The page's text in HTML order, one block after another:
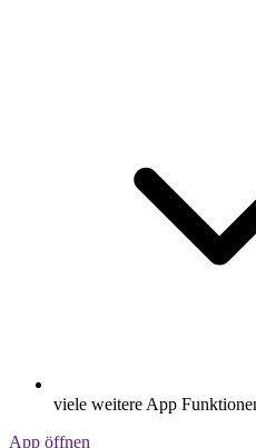
viele weitere App
App öffnen